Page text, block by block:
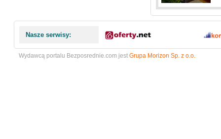
Nasze serwisy:
Wydawcą portalu Bezposrednie.com jest Grupa Morizon Sp. z o.o.